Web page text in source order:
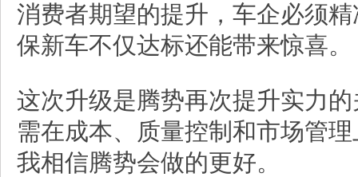
消费者期望的提升，车企必须
保新车不仅达标还能带来惊喜。
这次升级是腾势再次提升实力
需在成本、质量控制和市场管
我相信腾势会做的更好。